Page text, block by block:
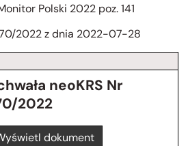
Polski 2022 poz. 141
2022 z dnia 2022-07-28
neoKRS Nr
2022
dokument